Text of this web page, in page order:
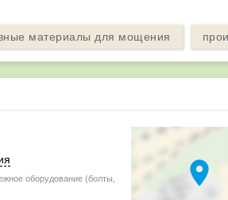
материалы для мощения
оборудование (болты,
location_on